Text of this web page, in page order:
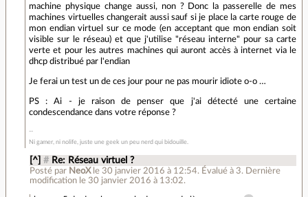
machine physique change aussi, non ? Donc la passerelle de mes
machines virtuelles changerait aussi sauf si je place la carte rouge de
mon endian virtuel sur ce mode (en acceptant que mon endian soit
visible sur le réseau) et que j'utilise "réseau interne" pour sa carte
verte et pour les autres machines qui auront accès à internet via le
dhcp distribué par l'endian
Je ferai un test un de ces jour pour ne pas mourir idiote o-o …
PS : Ai - je raison de penser que j'ai détecté une certaine
condescendance dans votre réponse ?
Ni gamer, ni nolife, juste une geek un peu nerd qui bidouille.
[^] # Re: Réseau virtuel ?
Posté par NeoX le 30 janvier 2016 à 12:54. Évalué à 3. Dernière
modification le 30 janvier 2016 à 13:02.